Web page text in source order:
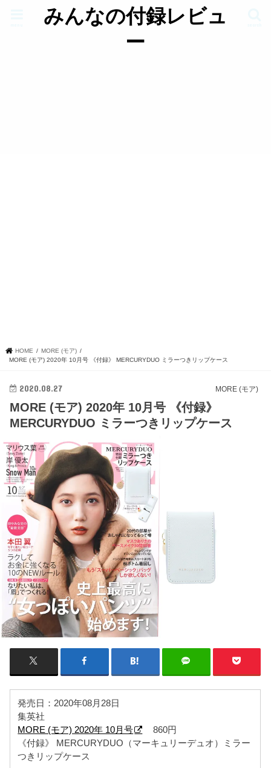
みんなの付録レビュ
ー
HOME
MORE (モア)
MORE (モア) 2020年 10月号 《付録》 MERCURYDUO ミラーつきリップケース
MORE (モア)
2020.08.27
MORE (モア) 2020年 10月号 《付録》
MERCURYDUO ミラーつきリップケース
発売日：2020年08月28日
集英社
MORE (モア) 2020年 10月号
860円
《付録》 MERCURYDUO（マーキュリーデュオ）ミラー
つきリップケース